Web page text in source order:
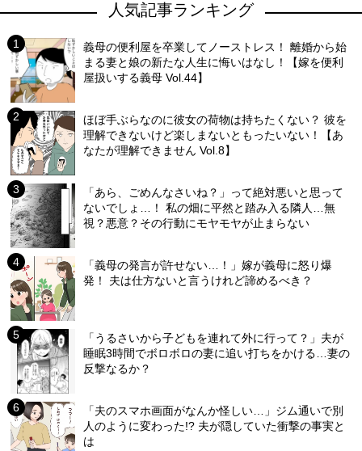
人気記事ランキング
義母の便利屋を卒業してノーストレス！ 離婚から始
まる妻と娘の新たな人生に悔いはなし！【嫁を便利
屋扱いする義母 Vol.44】
ほぼ手ぶらなのに彼女の荷物は持ちたくない？ 彼を
理解できないけど楽しまないともったいない！【あ
なたが理解できません Vol.8】
「あら、ごめんなさいね？」って絶対悪いと思って
ないでしょ…！ 私の畑に平然と踏み入る隣人…無
視？悪意？その行動にモヤモヤが止まらない
「義母の発言が許せない…！」嫁が義母に怒り爆
発！ 夫は仕方ないと言うけれど諦めるべき？
「うるさいから子どもを連れて外に行って？」夫が
睡眠3時間でボロボロの妻に追い打ちをかける…妻の
反撃なるか？
「夫のスマホ画面がなんか怪しい…」ジム通いで別
人のように変わった!? 夫が隠していた衝撃の事実と
は